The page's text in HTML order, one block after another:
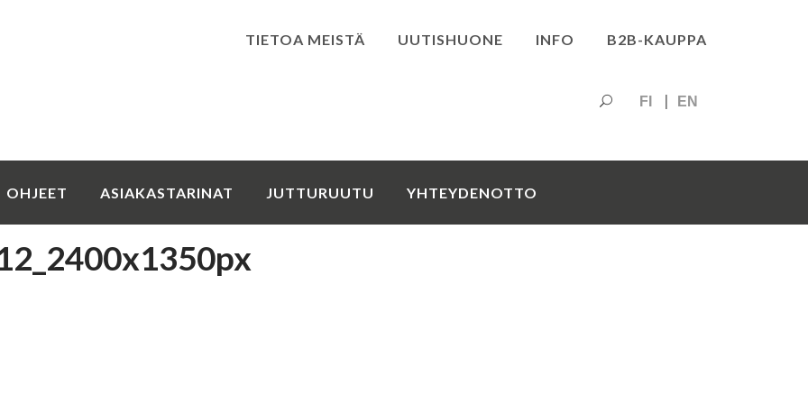
TIETOA MEISTÄ UUTISHUONE INFO B2B-KAUPPA
FI EN
OHJEET ASIAKASTARINAT JUTTURUUTU YHTEYDENOTTO